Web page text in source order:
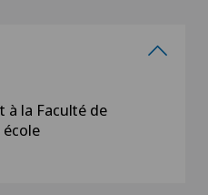
à la Faculté de